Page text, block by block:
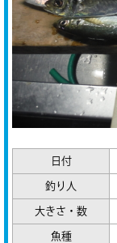
日付
釣り人
大きさ・数
魚種